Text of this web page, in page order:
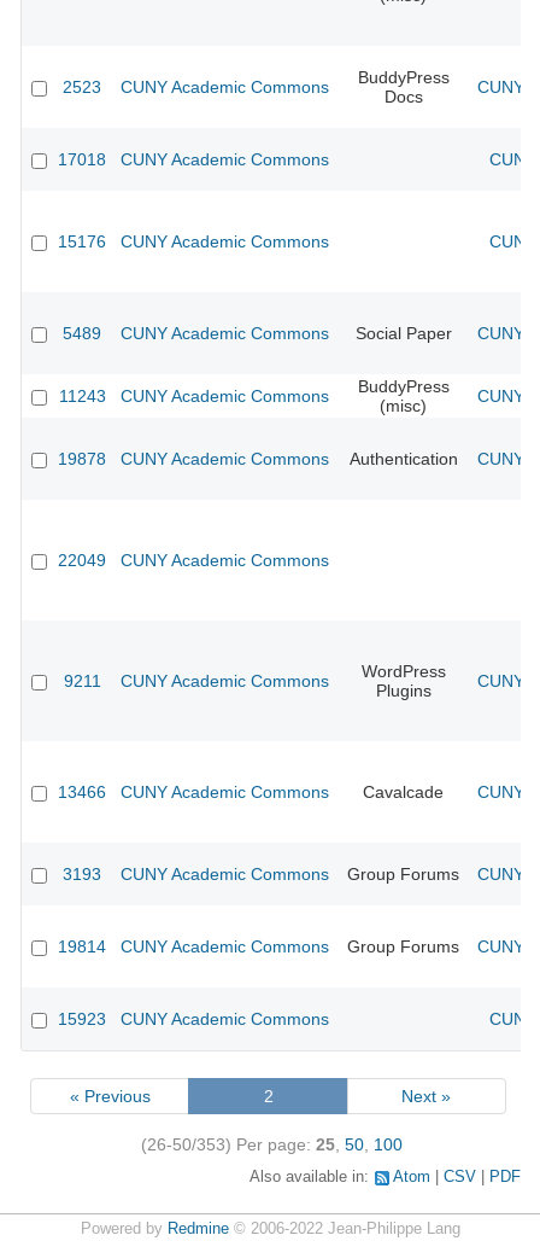
2523 CUNY Academic Commons
BuddyPress
Docs
CUNY
17018 CUNY Academic Commons
15176 CUNY Academic Commons
5489 CUNY Academic Commons Social Paper CUNY
11243 CUNY Academic Commons
BuddyPress
(misc)
CUNY
19878 CUNY Academic Commons Authentication CUNY
22049 CUNY Academic Commons
9211 CUNY Academic Commons
WordPress
Plugins
CUNY
13466 CUNY Academic Commons Cavalcade CUNY
3193 CUNY Academic Commons Group Forums CUNY
19814 CUNY Academic Commons Group Forums CUNY
15923 CUNY Academic Commons
« Previous 2 Next »
(26-50/353) Per page: 25 50 100
Also available in: Atom CSV PDF
Powered by Redmine© 2006-2022 Jean-Philippe Lang